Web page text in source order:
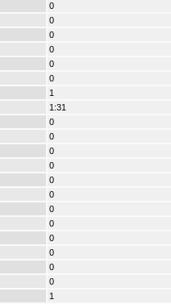
0
0
0
0
0
0
1
1:31
0
0
0
0
0
0
0
0
0
0
0
0
1